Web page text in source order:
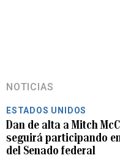
NOTICIAS
ESTADOS UNIDOS
Dan de alta a Mitch
seguirá participando
del Senado federal